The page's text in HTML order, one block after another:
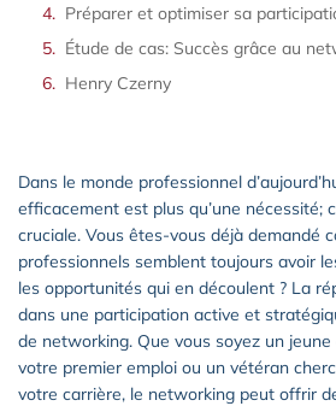
Étude de cas: Succès grâce au
Henry Czerny
Dans le monde professionnel
efficacement est plus qu’une nécessité;
cruciale. Vous êtes-vous déjà demandé
professionnels semblent toujours avoir
les opportunités qui en découlent ? La
dans une participation active et
de networking. Que vous soyez un
votre premier emploi ou un vétéran
votre carrière, le networking peut offrir